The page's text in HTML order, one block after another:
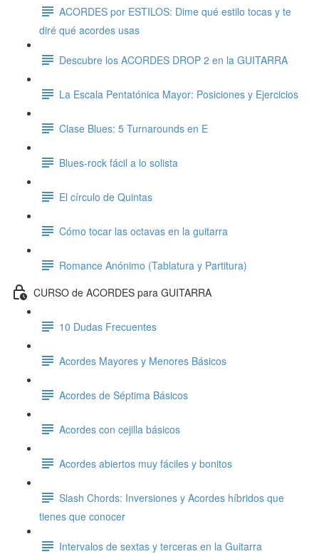
ACORDES por ESTILOS: Dime qué estilo tocas y te
diré qué acordes usas
Descubre los ACORDES DROP 2 en la GUITARRA
La Escala Pentatónica Mayor: Posiciones y Ejercicios
Clase Blues: 5 Turnarounds en E
Blues-rock fácil a lo solista
El círculo de Quintas
Cómo tocar las octavas en la guitarra
Romance Anónimo (Tablatura y Partitura)
CURSO de ACORDES para GUITARRA
10 Dudas Frecuentes
Acordes Mayores y Menores Básicos
Acordes de Séptima Básicos
Acordes con cejilla básicos
Acordes abiertos muy fáciles y bonitos
Slash Chords: Inversiones y Acordes híbridos que
tienes que conocer
Intervalos de sextas y terceras en la Guitarra